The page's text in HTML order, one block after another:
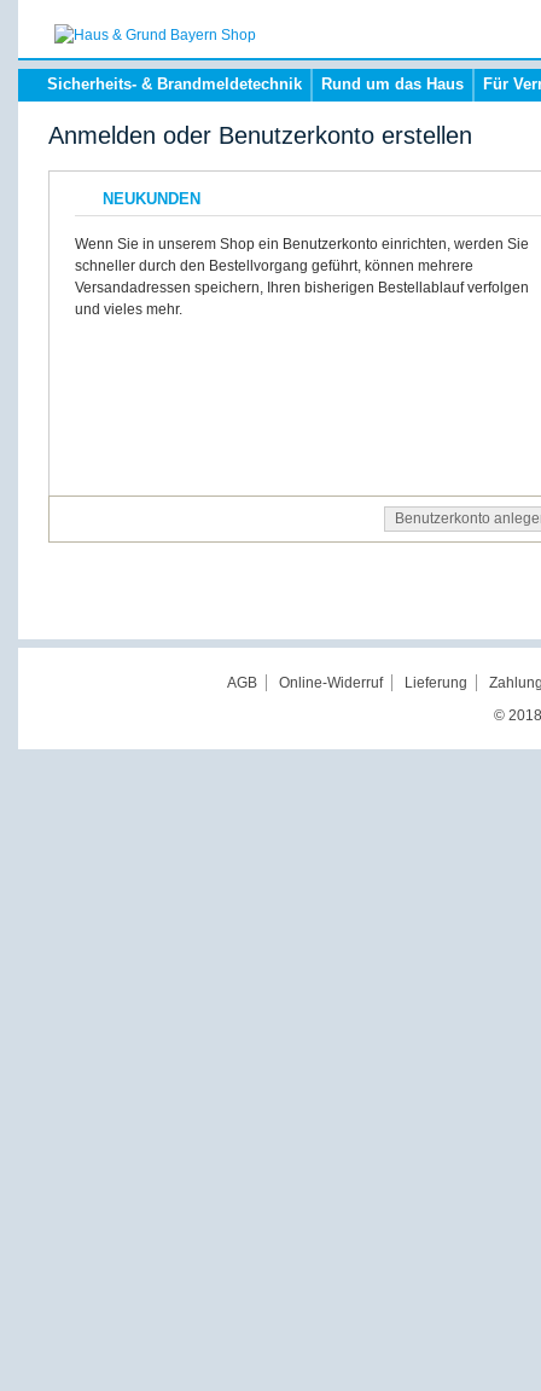
Sicherheits- & Brandmeldetechnik Rund um das Haus Für
Anmelden oder Benutzerkonto erstellen
NEUKUNDEN
Wenn Sie in unserem Shop ein Benutzerkonto einrichten, werden Sie
schneller durch den Bestellvorgang geführt, können mehrere
Versandadressen speichern, Ihren bisherigen Bestellablauf verfolgen
und vieles mehr.
Benutzerkonto
AGB Online-Widerruf Lieferung
©